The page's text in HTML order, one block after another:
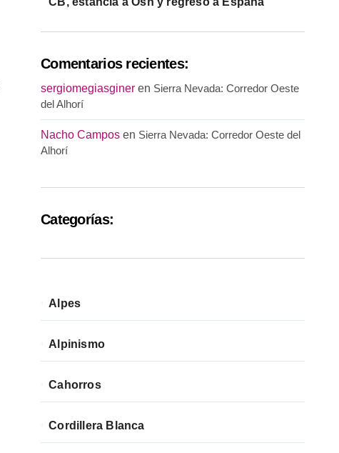
Comentarios recientes:
sergiomegiasginer en Sierra Nevada: Corredor Oeste
del Alhorí
Nacho Campos en Sierra Nevada: Corredor Oeste del
Alhorí
Categorías:
Alpes
Alpinismo
Cahorros
Cordillera Blanca